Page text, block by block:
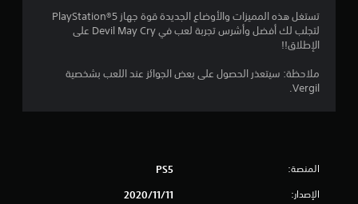
ن
ن
ج
تستغل هذه المميزات والأوضاع الجديدة قوة جهاز PlayStation®5
لتجلب لك أفضل وأشرس تجربة لعب في Devil May Cry على
الإطلاق!!
ملاحظة: سيتعذر الحصول على بعض الجوائز عند اللعب بشخصية
Vergil.
المنصة: PS5
الإصدار: 11‏/11‏/2020